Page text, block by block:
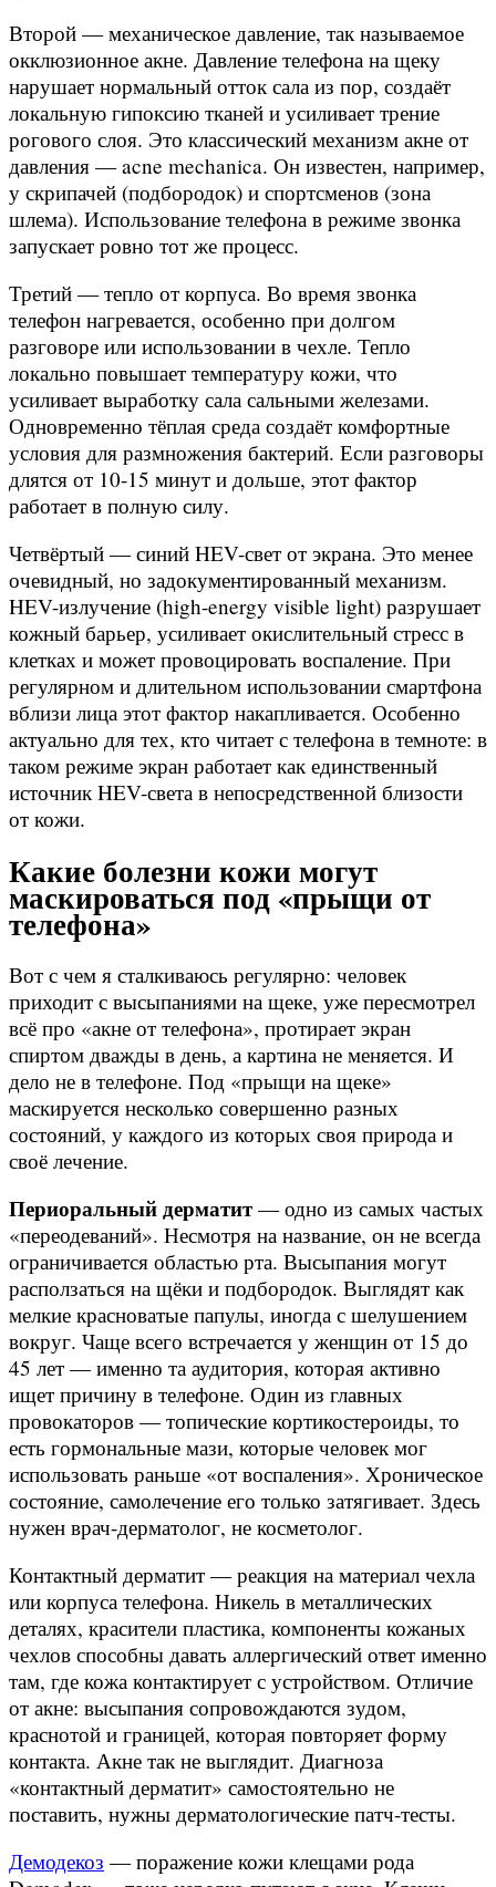
Второй — механическое давление, так называемое
окклюзионное акне. Давление телефона на щеку
нарушает нормальный отток сала из пор, создаёт
локальную гипоксию тканей и усиливает трение
рогового слоя. Это классический механизм акне от
давления — acne mechanica. Он известен, например,
у скрипачей (подбородок) и спортсменов (зона
шлема). Использование телефона в режиме звонка
запускает ровно тот же процесс.
Третий — тепло от корпуса. Во время звонка
телефон нагревается, особенно при долгом
разговоре или использовании в чехле. Тепло
локально повышает температуру кожи, что
усиливает выработку сала сальными железами.
Одновременно тёплая среда создаёт комфортные
условия для размножения бактерий. Если разговоры
длятся от 10-15 минут и дольше, этот фактор
работает в полную силу.
Четвёртый — синий HEV-свет от экрана. Это менее
очевидный, но задокументированный механизм.
HEV-излучение (high-energy visible light) разрушает
кожный барьер, усиливает окислительный стресс в
клетках и может провоцировать воспаление. При
регулярном и длительном использовании смартфона
вблизи лица этот фактор накапливается. Особенно
актуально для тех, кто читает с телефона в темноте: в
таком режиме экран работает как единственный
источник HEV-света в непосредственной близости
от кожи.
Какие болезни кожи могут
маскироваться под «прыщи от
телефона»
Вот с чем я сталкиваюсь регулярно: человек
приходит с высыпаниями на щеке, уже пересмотрел
всё про «акне от телефона», протирает экран
спиртом дважды в день, а картина не меняется. И
дело не в телефоне. Под «прыщи на щеке»
маскируется несколько совершенно разных
состояний, у каждого из которых своя природа и
своё лечение.
Периоральный дерматит— одно из самых частых
«переодеваний». Несмотря на название, он не всегда
ограничивается областью рта. Высыпания могут
расползаться на щёки и подбородок. Выглядят как
мелкие красноватые папулы, иногда с шелушением
вокруг. Чаще всего встречается у женщин от 15 до
45 лет — именно та аудитория, которая активно
ищет причину в телефоне. Один из главных
провокаторов — топические кортикостероиды, то
есть гормональные мази, которые человек мог
использовать раньше «от воспаления». Хроническое
состояние, самолечение его только затягивает. Здесь
нужен врач-дерматолог, не косметолог.
Контактный дерматит — реакция на материал чехла
или корпуса телефона. Никель в металлических
деталях, красители пластика, компоненты кожаных
чехлов способны давать аллергический ответ именно
там, где кожа контактирует с устройством. Отличие
от акне: высыпания сопровождаются зудом,
краснотой и границей, которая повторяет форму
контакта. Акне так не выглядит. Диагноза
«контактный дерматит» самостоятельно не
поставить, нужны дерматологические патч-тесты.
Демодекоз — поражение кожи клещами рода